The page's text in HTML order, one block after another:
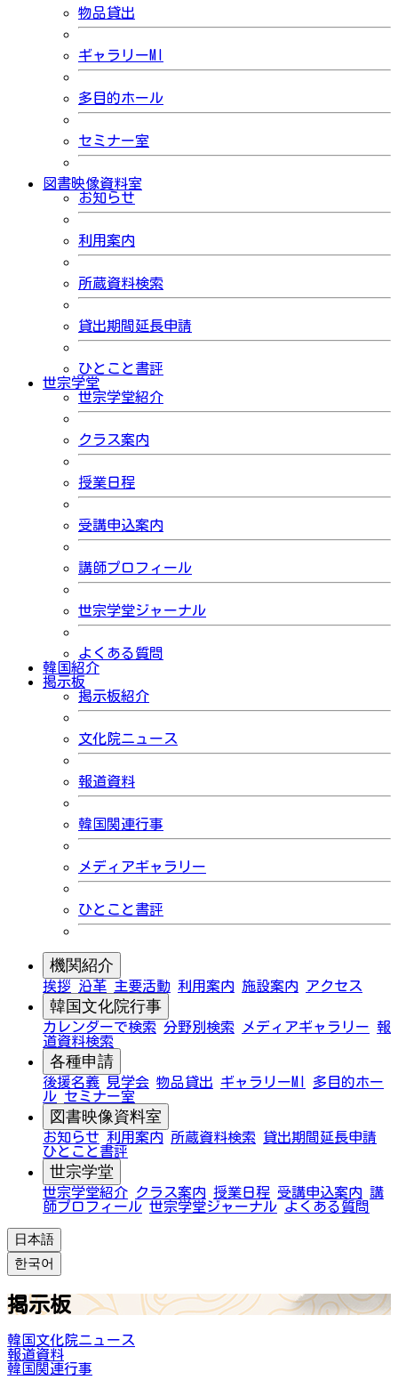
物品貸出
ギャラリーMI
多目的ホール
セミナー室
図書映像資料室
お知らせ
利用案内
所蔵資料検索
貸出期間延長申請
ひとこと書評
世宗学堂
世宗学堂紹介
クラス案内
授業日程
受講申込案内
講師プロフィール
世宗学堂ジャーナル
よくある質問
韓国紹介
掲示板
掲示板紹介
文化院ニュース
報道資料
韓国関連行事
メディアギャラリー
ひとこと書評
機関紹介
挨拶 沿革 主要活動 利用案内 施設案内 アクセス
韓国文化院行事
カレンダーで検索 分野別検索 メディアギャラリー 報
道資料検索
各種申請
後援名義 見学会 物品貸出 ギャラリーMI
多目的ホー
ル セミナー室
図書映像資料室
お知らせ 利用案内 所蔵資料検索
貸出期間延長申請
ひとこと書評
世宗学堂
世宗学堂紹介 クラス案内 授業日程 受講申込案内 講
師プロフィール 世宗学堂ジャーナル よくある質問
日本語
한국어
掲示板
韓国文化院ニュース
報道資料
韓国関連行事